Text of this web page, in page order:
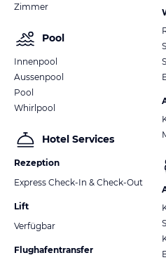
Zimmer
Pool
Innenpool
Aussenpool
Pool
Whirlpool
Hotel Services
Rezeption
Express Check-In & Check-Out
Lift
Verfügbar
Flughafentransfer